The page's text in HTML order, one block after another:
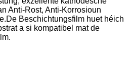
Anti-Rost, Anti-Korrosioun
Beschichtungsfilm huet héich
a si kompatibel mat de